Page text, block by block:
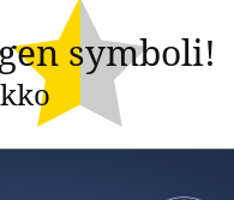
symboli!